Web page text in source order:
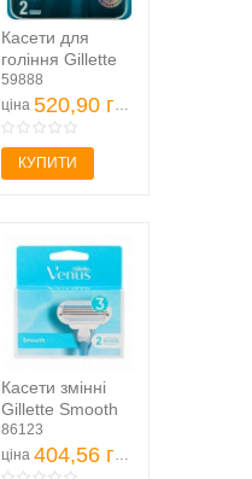
Касети для
гоління Gillette
Mach3 змінні
2шт
59888
ціна 520,90 грн
КУПИТИ
Касети змінні
Gillette Smooth
для гоління 2шт/
уп
86123
ціна 404,56 грн